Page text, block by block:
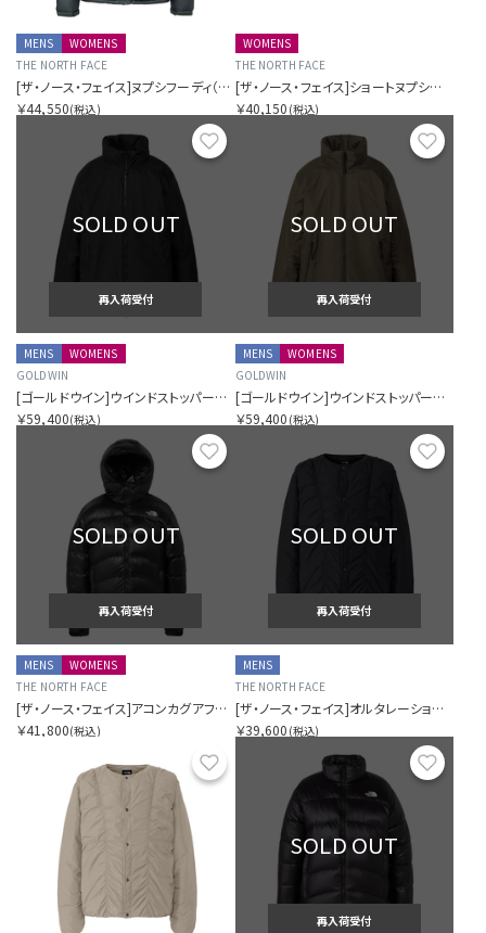
MENS
WOMENS
THE NORTH FACE
[ザ・ノース・フェイス]ヌプシフーディ（ユニセックス）
￥44,550(税込)
WOMENS
THE NORTH FACE
[ザ・ノース・フェイス]ショートヌプシジャケット（レディース）
￥40,150 (税込)
お気に入り
SOLD OUT
再入荷受付
MENS
WOMENS
GOLDWIN
[ゴールドウイン]ウインドストッパーバイゴアテックスラボズパフィージャケット（ユニセックス）
￥59,400(税込)
SOLD OUT
再入荷受付
MENS
WOMENS
GOLDWIN
[ゴールドウイン]ウインドストッパーバイゴアテックスラボズパフィージャケット（ユニセックス）
￥59,400 (税込)
お気に入り
SOLD OUT
再入荷受付
MENS
WOMENS
THE NORTH FACE
[ザ・ノース・フェイス]アコンカグアフーディー（ユニセックス）
￥41,800(税込)
SOLD OUT
再入荷受付
MENS
THE NORTH FACE
[ザ・ノース・フェイス]オルタレーションゼファーシェルカーディガン（メンズ）
￥39,600 (税込)
お気に入り
SOLD OUT
再入荷受付